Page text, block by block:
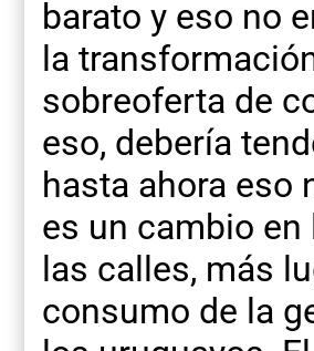
barato y eso no
la
sobreoferta de
eso, debería
hasta ahora eso
es un cambio
las calles, más
consumo de la